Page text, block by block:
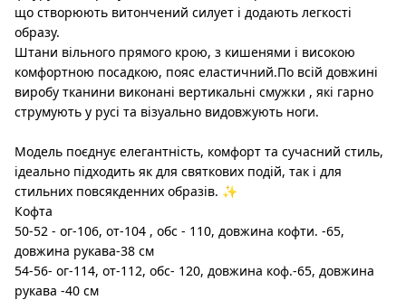
що створюють витончений силует і додають легкості
образу.
Штани вільного прямого крою, з кишенями і високою
комфортною посадкою, пояс еластичний.По всій довжині
виробу тканини виконані вертикальні смужки , які гарно
струмують у русі та візуально видовжують ноги.
Модель поєднує елегантність, комфорт та сучасний стиль,
ідеально підходить як для святкових подій, так і для
стильних повсякденних образів. ✨
Кофта
50-52 - ог-106, от-104 , обс - 110, довжина кофти. -65,
довжина рукава-38 см
54-56- ог-114, от-112, обс- 120, довжина коф.-65, довжина
рукава -40 см